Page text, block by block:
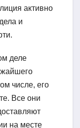
активно
и
деле
числе, его
Все они
на месте